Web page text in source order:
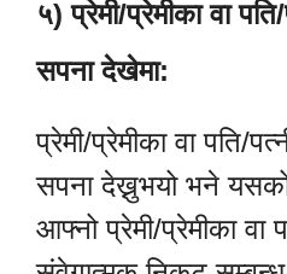
५) प्रेमी/प्रेमीका वा
सपना देखेमा:
प्रेमी/प्रेमीका वा पति/
सपना देख्नुभयो भने
आफ्नो प्रेमी/प्रेमीका वा